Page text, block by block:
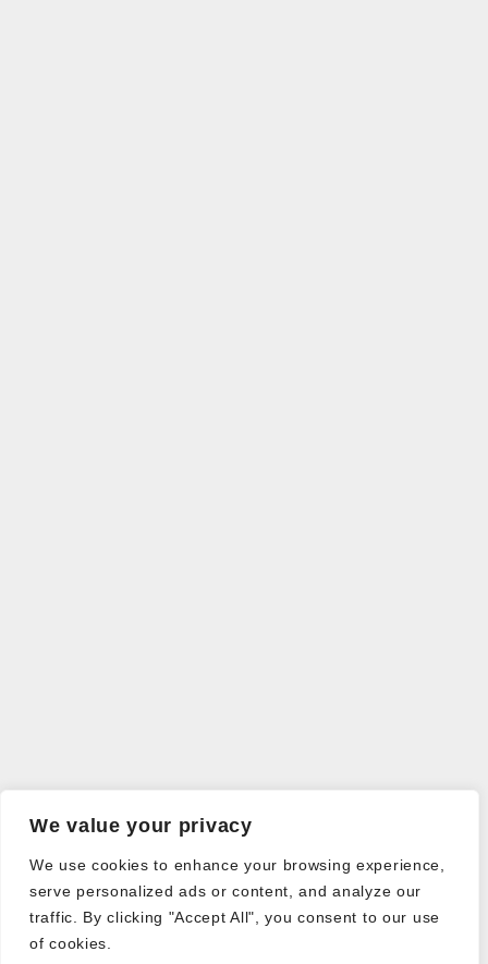
We value your privacy
We use cookies to enhance your browsing experience,
serve personalized ads or content, and analyze our
traffic. By clicking "Accept All", you consent to our use
of cookies.